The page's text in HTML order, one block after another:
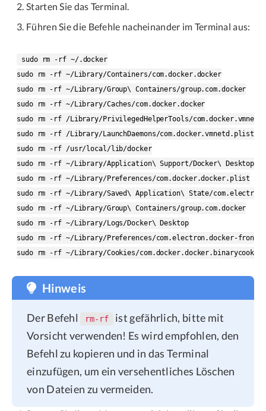
Starten Sie das Terminal.
Führen Sie die Befehle nacheinander im Terminal aus:
sudo rm -rf ~/.docker
sudo rm -rf ~/Library/Containers/com.docker.docker
sudo rm -rf ~/Library/Group\ Containers/group.com.docker
sudo rm -rf ~/Library/Caches/com.docker.docker
sudo rm -rf /Library/PrivilegedHelperTools/com.docker.vmnetd
sudo rm -rf /Library/LaunchDaemons/com.docker.vmnetd.plist
sudo rm -rf /usr/local/lib/docker
sudo rm -rf ~/Library/Application\ Support/Docker\ Desktop
sudo rm -rf ~/Library/Preferences/com.docker.docker.plist
sudo rm -rf ~/Library/Saved\ Application\ State/
sudo rm -rf ~/Library/Group\ Containers/group.com.docker
sudo rm -rf ~/Library/Logs/Docker\ Desktop
sudo rm -rf ~/Library/Preferences/com.electron.docker-
Hinweis
Der Befehl rm-rf
ist gefährlich, bitte mit
Vorsicht verwenden! Es wird empfohlen, den
Befehl zu kopieren und in das Terminal
einzufügen, um ein versehentliches Löschen
von Dateien zu vermeiden.